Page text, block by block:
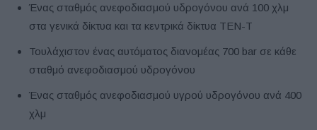
Ένας σταθμός ανεφοδιασμού υδρογόνου ανά 100 χλμ
στα γενικά δίκτυα και τα κεντρικά δίκτυα TEN-T
Τουλάχιστον ένας αυτόματος διανομέας 700 bar σε κάθε
σταθμό ανεφοδιασμού υδρογόνου
Ένας σταθμός ανεφοδιασμού υγρού υδρογόνου ανά 400
χλμ